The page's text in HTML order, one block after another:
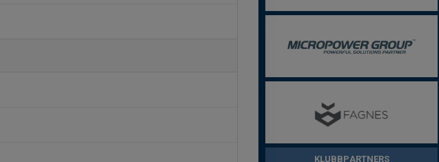
KLUBBPARTNERS